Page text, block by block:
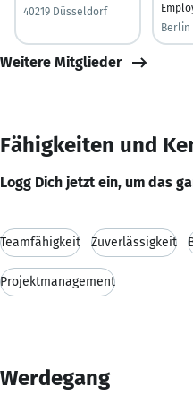
40219 Düsseldorf
Berlin
Weitere Mitglieder
Fähigkeiten und
Logg Dich jetzt ein, um das
Teamfähigkeit Zuverlässigkeit
Projektmanagement
Werdegang